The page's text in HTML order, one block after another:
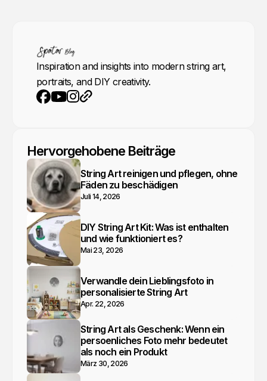
Inspiration and insights into modern string art,
portraits, and DIY creativity.
Hervorgehobene Beiträge
String Art reinigen und pflegen, ohne
Fäden zu beschädigen
Juli 14, 2026
DIY String Art Kit: Was ist enthalten
und wie funktioniert es?
Mai 23, 2026
Verwandle dein Lieblingsfoto in
personalisierte String Art
Apr. 22, 2026
String Art als Geschenk: Wenn ein
persoenliches Foto mehr bedeutet
als noch ein Produkt
März 30, 2026